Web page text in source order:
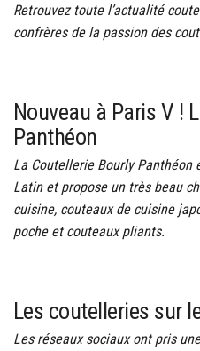
Retrouvez toute l’actualité
confrères de la passion des
Nouveau à Paris V !
Panthéon
La Coutellerie Bourly
Latin et propose un très beau
cuisine, couteaux de cuisine
poche et couteaux pliants.
Les coutelleries sur
Les réseaux sociaux ont pris